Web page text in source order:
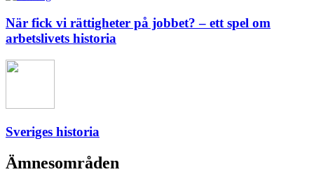
När fick vi rättigheter på jobbet? – ett spel om
arbetslivets historia
Sveriges historia
Ämnesområden